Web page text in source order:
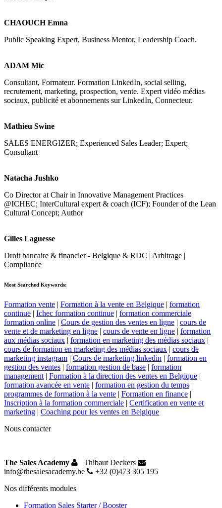
CHAOUCH Emna
Public Speaking Expert, Business Mentor, Leadership Coach.
ADAM Mic
Consultant, Formateur. Formation LinkedIn, social selling,
recrutement, marketing, prospection, vente. Expert vidéo médias
sociaux, publicité et abonnements sur LinkedIn, Connecteur.
Mathieu Swine
SALES ENERGIZER; Experienced Sales Leader; Expert;
Consultant
Natacha Jushko
Co Director at Chair in Innovative Management Practices
@ICHEC; InterCultural expert & coach (ICF); Founder of the Lean
Cultural Concept; Author
Gilles Laguesse
Droit bancaire & financier - Belgique & RDC | Arbitrage |
Compliance
Most Searched Keywords:
Formation vente | Formation à la vente en Belgique | formation
continue | Ichec formation continue | formation commerciale |
formation online | Cours de gestion des ventes en ligne | cours de
vente et de marketing en ligne | cours de vente en ligne | formation
aux médias sociaux | formation en marketing des médias sociaux |
cours de formation en marketing des médias sociaux | cours de
marketing instagram | Cours de marketing linkedin | formation en
gestion des ventes | formation gestion de base | formation
management | Formation à la direction des ventes en Belgique |
formation avancée en vente | formation en gestion du temps |
programmes de formation à la vente | Formation en finance |
Inscription à la formation commerciale | Certification en vente et
marketing | Coaching pour les ventes en Belgique
Nous contacter
The Sales Academy
Thibaut Deckers
info@thesalesacademy.be
+32 (0)473 305 195
Nos différents modules
Formation Sales Starter / Booster